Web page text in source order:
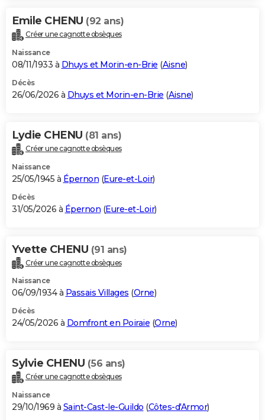
Bricolage
Lifestyle
Culture
Sport
Auto
Television
Voyage
Cinema
Emile CHENU (92 ans)
Créer une cagnotte obsèques
Naissance
08/11/1933 à Dhuys et Morin-en-Brie (Aisne)
Décès
26/06/2026 à Dhuys et Morin-en-Brie (Aisne)
Lydie CHENU (81 ans)
Créer une cagnotte obsèques
Naissance
25/05/1945 à Épernon (Eure-et-Loir)
Décès
31/05/2026 à Épernon (Eure-et-Loir)
Yvette CHENU (91 ans)
Créer une cagnotte obsèques
Naissance
06/09/1934 à Passais Villages (Orne)
Décès
24/05/2026 à Domfront en Poiraie (Orne)
Sylvie CHENU (56 ans)
Créer une cagnotte obsèques
Naissance
29/10/1969 à Saint-Cast-le-Guildo (Côtes-d'Armor)